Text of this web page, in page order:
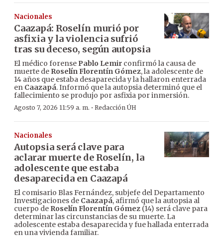
Nacionales
Caazapá: Roselín murió por
asfixia y la violencia sufrió
tras su deceso, según autopsia
El médico forense Pablo Lemir confirmó la causa de
muerte de Roselín Florentín Gómez, la adolescente de
14 años que estaba desaparecida y la hallaron enterrada
en Caazapá. Informó que la autopsia determinó que el
fallecimiento se produjo por asfixia por inmersión.
Agosto 7, 2026 11:59 a. m. · Redacción ÚH
Nacionales
Autopsia será clave para
aclarar muerte de Roselín, la
adolescente que estaba
desaparecida en Caazapá
El comisario Blas Fernández, subjefe del Departamento
Investigaciones de Caazapá, afirmó que la autopsia al
cuerpo de Roselín Florentín Gómez (14) será clave para
determinar las circunstancias de su muerte. La
adolescente estaba desaparecida y fue hallada enterrada
en una vivienda familiar.